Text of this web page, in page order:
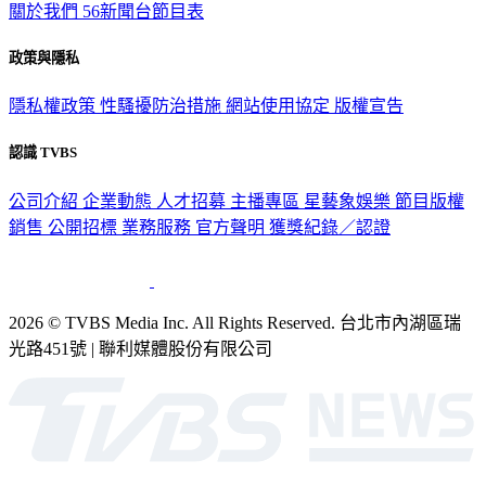
關於我們 56新聞台節目表
政策與隱私
隱私權政策 性騷擾防治措施 網站使用協定 版權宣告
認識 TVBS
公司介紹 企業動態 人才招募 主播專區 星藝象娛樂 節目版權
銷售 公開招標 業務服務 官方聲明 獲獎紀錄／認證
2026 © TVBS Media Inc. All Rights Reserved. 台北市內湖區瑞
光路451號 | 聯利媒體股份有限公司